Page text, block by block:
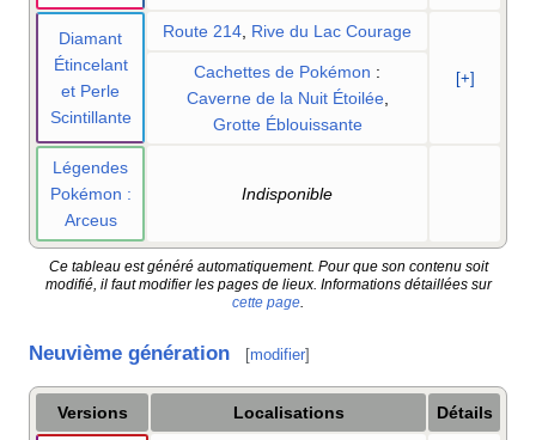
Diamant
Étincelant
et Perle
Scintillante
Route 214, Rive du Lac Courage
[+]
Cachettes de Pokémon :
Caverne de la Nuit Étoilée,
Grotte Éblouissante
Légendes
Pokémon :
Arceus
Indisponible
Ce tableau est généré automatiquement. Pour que son contenu soit
modifié, il faut modifier les pages de lieux. Informations détaillées sur
cette page
Neuvième génération [modifier]
Versions Localisations Détails